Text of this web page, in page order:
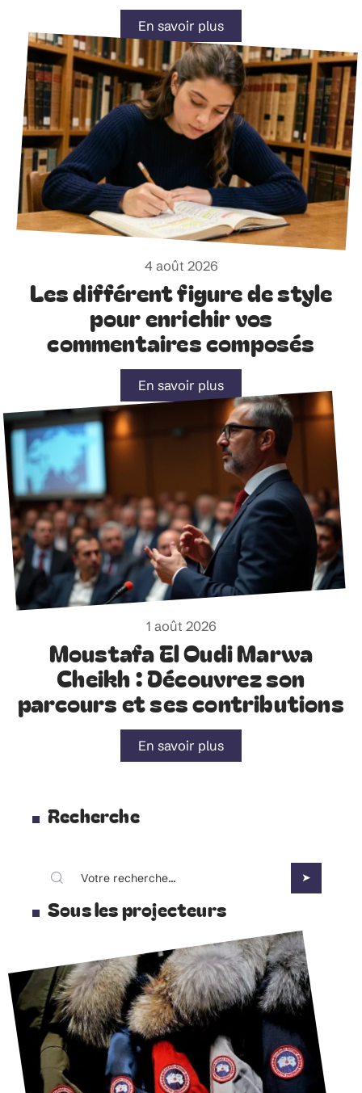
En savoir plus
4 août 2026
Les différent figure de style
pour enrichir vos
commentaires composés
En savoir plus
1 août 2026
Moustafa El Oudi Marwa
Cheikh : Découvrez son
parcours et ses contributions
En savoir plus
Recherche
Sous les projecteurs